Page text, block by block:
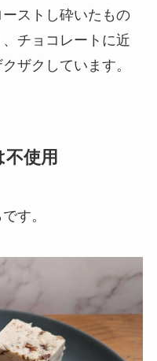
ストし砕いたもの
チョコレートに近
ザクしています。
使用
す。